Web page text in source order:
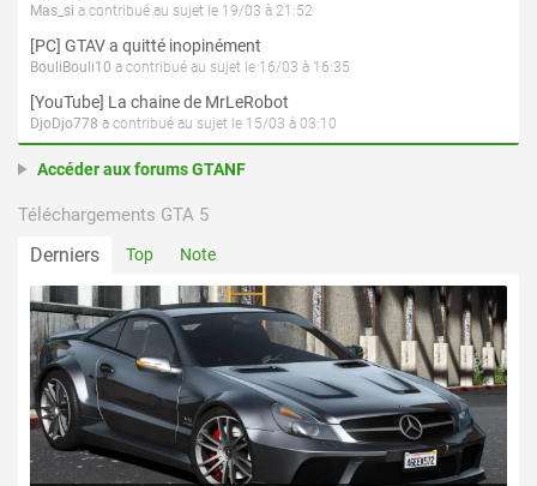
Mas_si a contribué au sujet le 19/03 à 21:52
[PC] GTAV a quitté inopinément
BouliBouli10 a contribué au sujet le 16/03 à 16:35
[YouTube] La chaine de MrLeRobot
DjoDjo778 a contribué au sujet le 15/03 à 03:10
Accéder aux forums GTANF
Téléchargements GTA 5
Derniers Top Note